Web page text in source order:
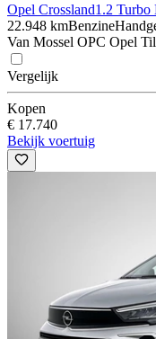
Opel Crossland1.2 Turbo
22.948 kmBenzine
Van Mossel OPC Opel
Vergelijk
Kopen
€ 17.740
Bekijk voertuig